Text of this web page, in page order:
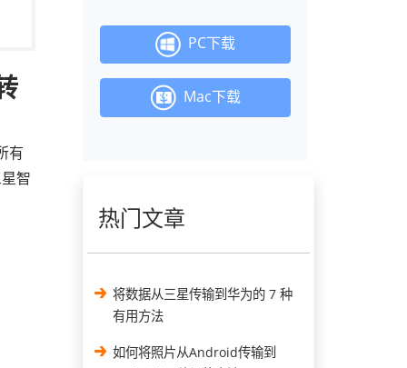
有
智
PC下载
Mac下载
热门文章
将数据从三星传输到华为的 7 种
有用方法
如何将照片从Android传输到